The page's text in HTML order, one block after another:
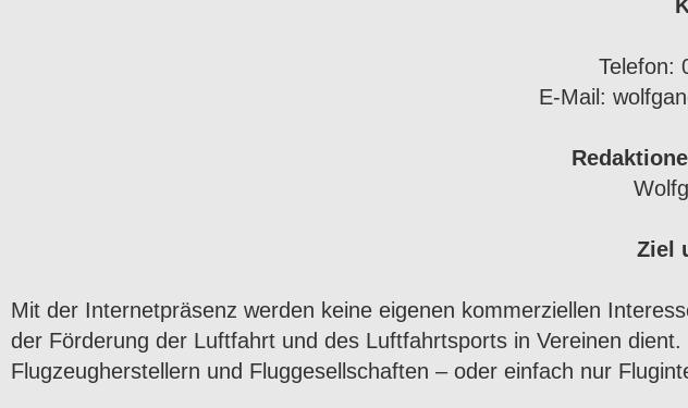
Telefon:
E-Mail:
Ziel
Mit der Internetpräsenz werden keine eigenen kommerziellen
der Förderung der Luftfahrt und des Luftfahrtsports in Vereinen
Flugzeugherstellern und Fluggesellschaften – oder einfach nur